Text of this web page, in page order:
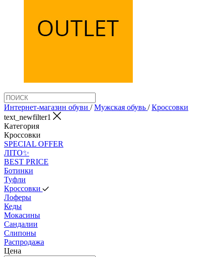
Интернет-магазин обуви /Мужская обувь /Кроссовки
text_newfilter1
Категория
Кроссовки
SPECIAL OFFER
ЛІТО✨
BEST PRICE
Ботинки
Туфли
Кроссовки
Лоферы
Кеды
Мокасины
Сандалии
Слипоны
Распродажа
Цена